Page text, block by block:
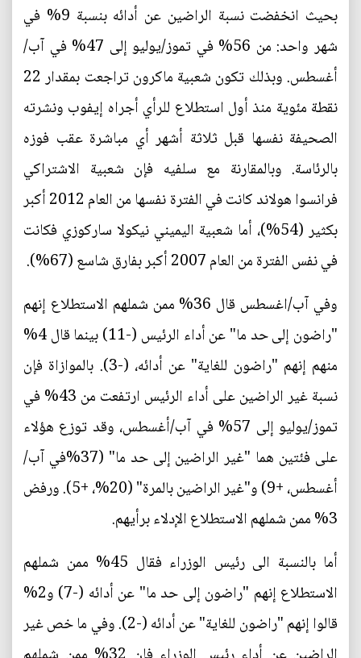
بحيث انخفضت نسبة الراضين عن أدائه بنسبة 9% في
شهر واحد: من 56% في تموز/يوليو إلى 47% في آب/
أغسطس. وبذلك تكون شعبية ماكرون تراجعت بمقدار 22
نقطة مئوية منذ أول استطلاع للرأي أجراه إيفوب ونشرته
الصحيفة نفسها قبل ثلاثة أشهر أي مباشرة عقب فوزه
بالرئاسة. وبالمقارنة مع سلفيه فإن شعبية الاشتراكي
فرانسوا هولاند كانت في الفترة نفسها من العام 2012 أكبر
بكثير (54%)، أما شعبية اليميني نيكولا ساركوزي فكانت
في نفس الفترة من العام 2007 أكبر بفارق شاسع (67%).
وفي آب/اغسطس قال 36% ممن شملهم الاستطلاع إنهم
"راضون إلى حد ما" عن أداء الرئيس (-11) بينما قال 4%
منهم إنهم "راضون للغاية" عن أدائه، (-3). بالموازاة فإن
نسبة غير الراضين على أداء الرئيس ارتفعت من 43% في
تموز/يوليو إلى 57% في آب/أغسطس، وقد توزع هؤلاء
على فئتين هما "غير الراضين إلى حد ما" (37%في آب/
أغسطس، +9) و"غير الراضين بالمرة" (20%، +5). ورفض
3% ممن شملهم الاستطلاع الإدلاء برأيهم.
أما بالنسبة الى رئيس الوزراء فقال 45% ممن شملهم
الاستطلاع إنهم "راضون إلى حد ما" عن أدائه (-7) و2%
قالوا إنهم "راضون للغاية" عن أدائه (-2). وفي ما خص غير